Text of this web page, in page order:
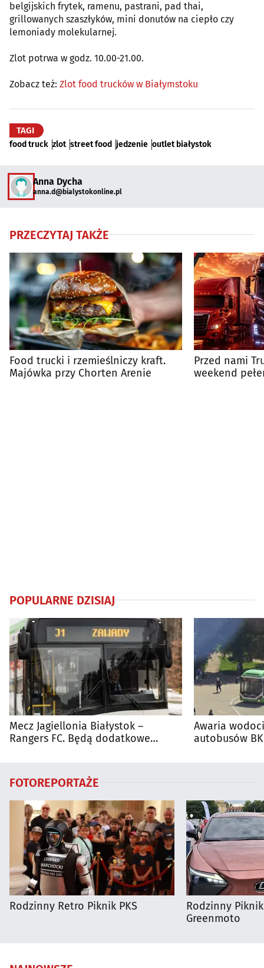
belgijskich frytek, ramenu, pastrani, pad thai,
grillowanych szaszłyków, mini donutów na ciepło czy
lemoniady molekularnej.
Zlot potrwa w godz. 10.00-21.00.
Zobacz też: Zlot food trucków w Białymstoku
TAGI
food truck zlot street food jedzenie outlet białystok
Anna Dycha
anna.d@bialystokonline.pl
PRZECZYTAJ TAKŻE
Food trucki i rzemieślniczy kraft.
Majówka przy Chorten Arenie
Przed nami
weekend
POPULARNE DZISIAJ
Mecz Jagiellonia Białystok –
Rangers FC. Będą dodatkowe
Awaria
autobusów
FOTOREPORTAŻE
Rodzinny Retro Piknik PKS
Rodzinny
Greenmoto